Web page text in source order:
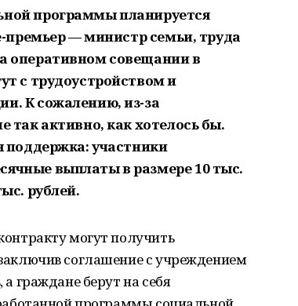
программы планируется
премьер — министр семьи, труда
оперативном совещании в
с трудоустройством и
К сожалению, из-за
так активно, как хотелось бы.
поддержка: участники
выплаты в размере 10 тыс.
рублей.
могут получить
соглашение с учреждением
граждане берут на себя